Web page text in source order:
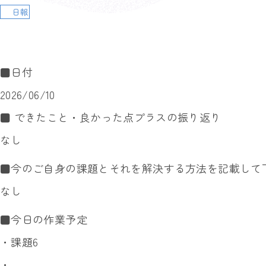
日報
■日付
2026/06/10
■ できたこと・良かった点プラスの振り返り
なし
■今のご自身の課題とそれを解決する方法を記載して
なし
■今日の作業予定
・課題6